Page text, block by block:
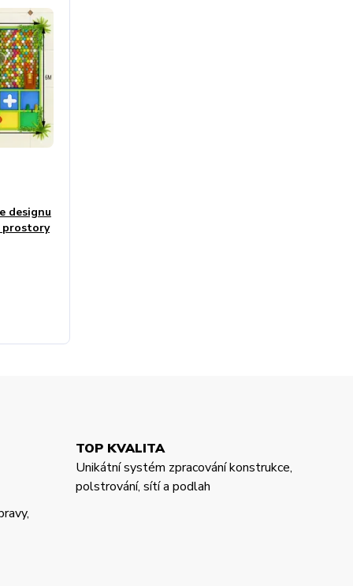
designu
prostory
TOP KVALITA
Unikátní systém zpracování konstrukce,
polstrování, sítí a podlah